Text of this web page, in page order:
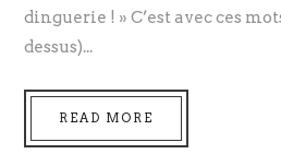
dinguerie ! » C’est avec ces
dessus)...
READ MORE